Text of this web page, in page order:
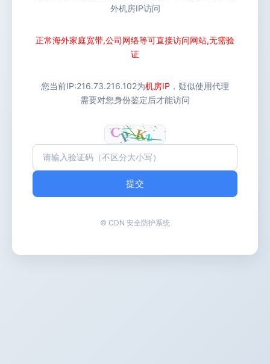
外机房IP访问
正常海外家庭宽带,公司网络等可直接访问网站,无需验
证
您当前IP:216.73.216.102为机房IP ，疑似使用代理
需要对您身份鉴定后才能访问
提交
© CDN 安全防护系统